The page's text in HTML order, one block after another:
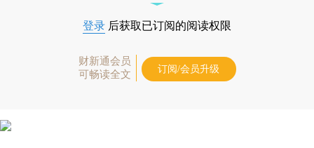
登录 后获取已订阅的阅读权限
财新通会员
可畅读全文
订阅/会员升级